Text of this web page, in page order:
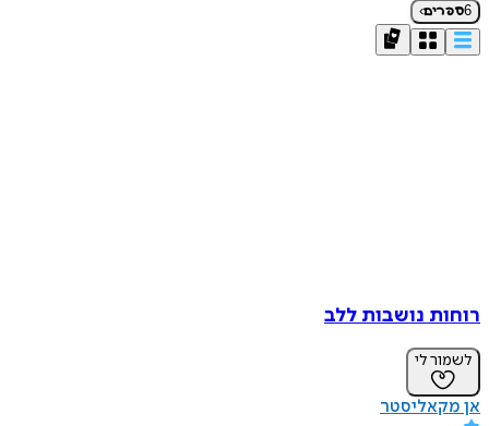
6ספרים›
רוחות נושבות ללב
לשמור לי
אן מקאליסטר